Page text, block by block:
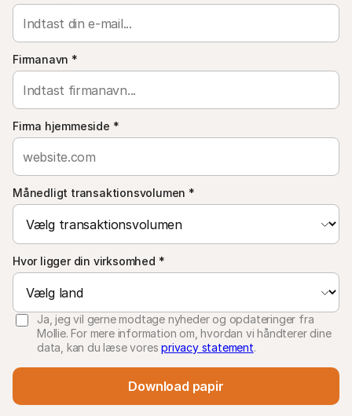
Firmanavn *
Firma hjemmeside *
Månedligt transaktionsvolumen *
Hvor ligger din virksomhed *
Ja, jeg vil gerne modtage nyheder og opdateringer fra
Mollie. For mere information om, hvordan vi håndterer dine
data, kan du læse voresprivacy statement.
Download papir